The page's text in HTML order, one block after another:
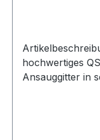
hochwertiges
Ansauggitter in